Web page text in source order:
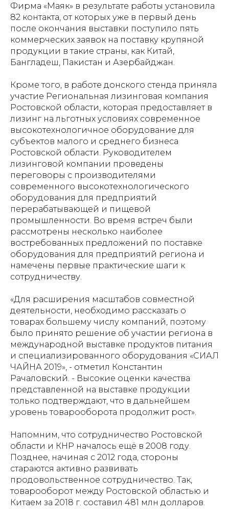
Фирма «Маяк» в результате работы установила
82 контакта, от которых уже в первый день
после окончания выставки поступило пять
коммерческих заявок на поставку крупяной
продукции в такие страны, как Китай,
Бангладеш, Пакистан и Азербайджан.
Кроме того, в работе донского стенда приняла
участие Региональная лизинговая компания
Ростовской области, которая предоставляет в
лизинг на льготных условиях современное
высокотехнологичное оборудование для
субъектов малого и среднего бизнеса
Ростовской области. Руководителем
лизинговой компании проведены
переговоры с производителями
современного высокотехнологического
оборудования для предприятий
перерабатывающей и пищевой
промышленности. Во время встреч были
рассмотрены несколько наиболее
востребованных предложений по поставке
оборудования для предприятий региона и
намечены первые практические шаги к
сотрудничеству.
«Для расширения масштабов совместной
деятельности, необходимо рассказать о
товарах большему числу компаний, поэтому
было принято решение об участии региона в
международной выставке продуктов питания
и специализированного оборудования «СИАЛ
ЧАЙНА 2019», - отметил Константин
Рачаловский. - Высокие оценки качества
представленной на выставке продукции
только подтверждают, что в дальнейшем
уровень товарооборота продолжит рост».
Напомним, что сотрудничество Ростовской
области и КНР началось ещё в 2008 году.
Позднее, начиная с 2012 года, стороны
стараются активно развивать
продовольственное сотрудничество. Так,
товарооборот между Ростовской областью и
Китаем за 2018 г. составил 481 млн долларов.